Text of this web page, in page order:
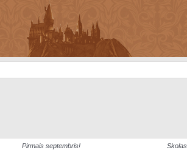
Pirmais septembris!